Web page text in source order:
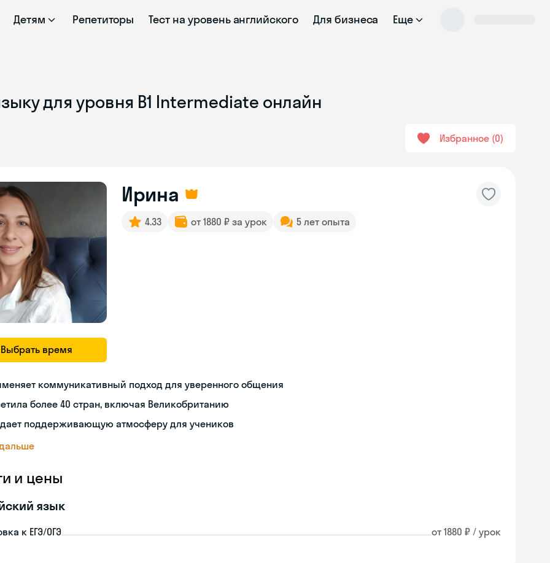
Детям Репетиторы Тест на уровень английского Для бизнеса Еще
для уровня B1 Intermediate онлайн
Избранное 0
Выбрать время
Ирина
4.33 от 1880 ₽ за урок 5 лет опыта
коммуникативный подход для уверенного общения
более 40 стран, включая Великобританию
поддерживающую атмосферу для учеников
и цены
язык
к ЕГЭ/ОГЭ от 1880 ₽ / урок